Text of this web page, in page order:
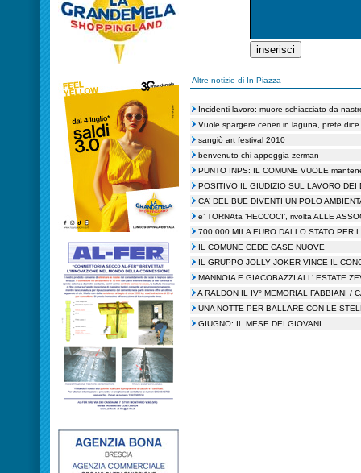
Altre notizie di In Piazza
Incidenti lavoro: muore schiacciato da
Vuole spargere ceneri in laguna, prete
sangiò art festival 2010
benvenuto chi appoggia zerman
PUNTO INPS: IL COMUNE VUOLE
POSITIVO IL GIUDIZIO SUL LAVORO DEI
CA’ DEL BUE DIVENTI UN POLO
e’ TORNAta ‘HECCOCI’, rivolta ALLE
700.000 MILA EURO DALLO STATO PER
IL COMUNE CEDE CASE NUOVE
IL GRUPPO JOLLY JOKER VINCE IL
MANNOIA E GIACOBAZZI ALL’ ESTATE
A RALDON IL IV° MEMORIAL FABBIANI /
UNA NOTTE PER BALLARE CON LE
GIUGNO: IL MESE DEI GIOVANI